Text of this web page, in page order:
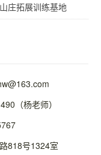
庄拓展训练基地
（杨老师）
818号1324室